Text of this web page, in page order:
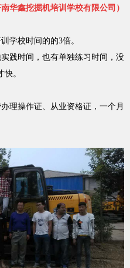
华鑫挖掘机培训学校有限公司）
学校时间的的3倍。
践时间，也有单独练习时间，没
。
理操作证、从业资格证，一个月